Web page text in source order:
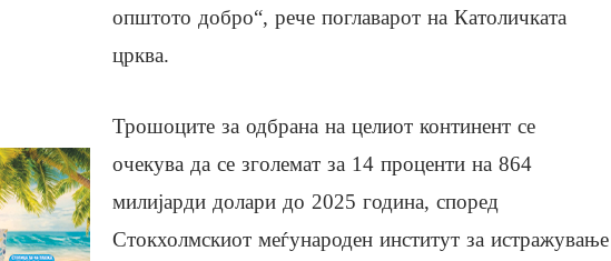
општото добро“, рече поглаварот на Католичката
црква.
Трошоците за одбрана на целиот континент се
очекува да се зголемат за 14 проценти на 864
милијарди долари до 2025 година, според
Стокхолмскиот меѓународен институт за истражување